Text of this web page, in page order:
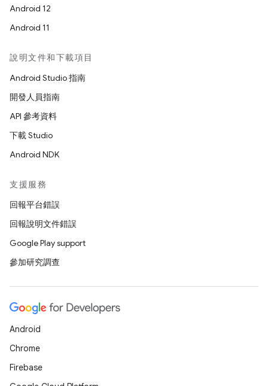
Android 12
Android 11
說明文件和下載項目
Android Studio 指南
開發人員指南
API 參考資料
下載 Studio
Android NDK
支援服務
回報平台錯誤
回報說明文件錯誤
Google Play support
參加研究調查
Android
Chrome
Firebase